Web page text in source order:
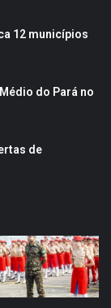
12 municípios
do Pará no
de